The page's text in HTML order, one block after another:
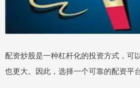
配资炒股是一种杠杆化的投资方式，可
也更大。因此，选择一个可靠的配资平